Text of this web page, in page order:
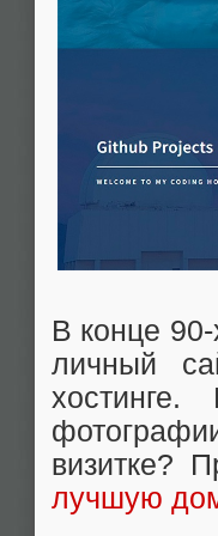
В конце
личный
визитке?
лучшую